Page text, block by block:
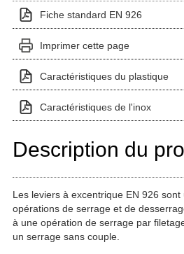
Fiche standard EN 926
Imprimer cette page
Caractéristiques du plastique
Caractéristiques de l'inox
Description du
Les leviers à excentrique EN 926
opérations de serrage et de
à une opération de serrage par
un serrage sans couple.